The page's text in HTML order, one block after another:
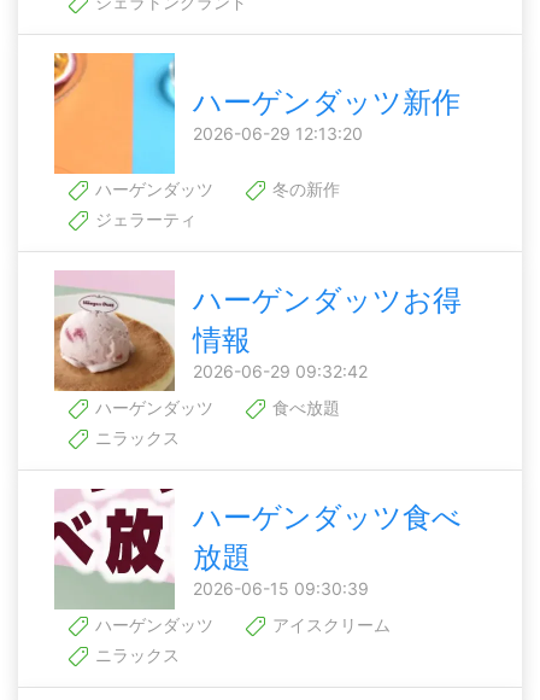
ハーゲンダッツ新作
2026-06-29 12:13:20
ハーゲンダッツ
冬の新作
ジェラーティ
ハーゲンダッツお得
情報
2026-06-29 09:32:42
ハーゲンダッツ
食べ放題
ニラックス
ハーゲンダッツ食べ
放題
2026-06-15 09:30:39
ハーゲンダッツ
アイスクリーム
ニラックス